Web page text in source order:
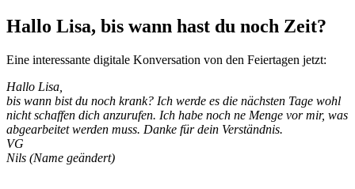
Hallo Lisa, bis wann hast du noch Zeit?
Eine interessante digitale Konversation von den Feiertagen jetzt:
Hallo Lisa,
bis wann bist du noch krank? Ich werde es die nächsten Tage wohl
nicht schaffen dich anzurufen. Ich habe noch ne Menge vor mir, was
abgearbeitet werden muss. Danke für dein Verständnis.
VG
Nils (Name geändert)